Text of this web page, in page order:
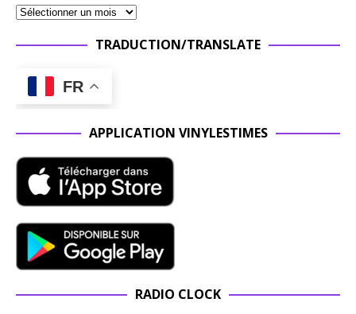
TRADUCTION/TRANSLATE
FR
APPLICATION VINYLESTIMES
RADIO CLOCK